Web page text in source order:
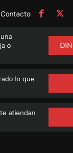
Contacto
o
lo que
atiendan